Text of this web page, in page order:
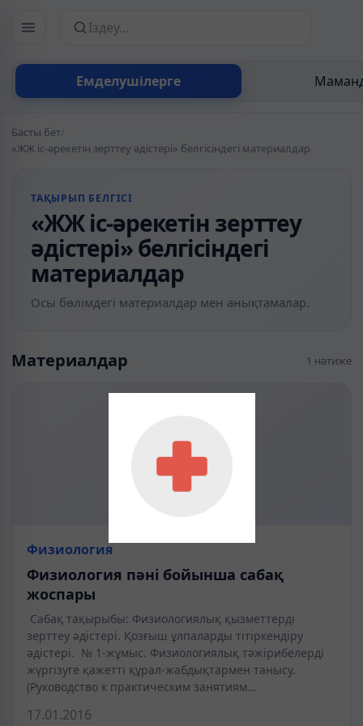
Емделушілерге
Сайттан іздеу
Басты бет/
«ЖЖ іс-әрекетін зерттеу әдістері» белгісіндегі материалдар
ТАҚЫРЫП БЕЛГІСІ
«ЖЖ іс-әрекетін зерттеу
әдістері» белгісіндегі
материалдар
Осы бөлімдегі материалдар мен анықтамалар.
Материалдар 1 нәтиже
Физиология
Физиология пәні бойынша сабақ
жоспары
Сабақ тақырыбы: Физиологиялық қызметтерді
зерттеу әдістері. Қозғыш ұлпаларды тітіркендіру
әдістері. № 1-жұмыс. Физиологиялық тәжірибелерді
жүргізуге қажетті құрал-жабдықтармен танысу.
(Руководство к практическим занятиям…
17.01.2016